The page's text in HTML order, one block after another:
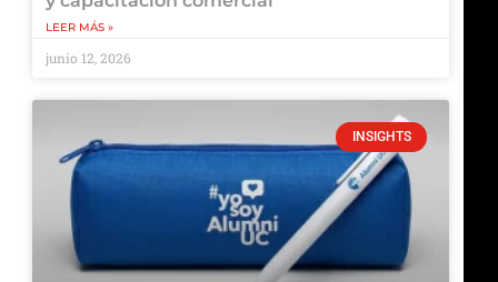
LEER MÁS »
junio 12, 2026
INSIGHTS